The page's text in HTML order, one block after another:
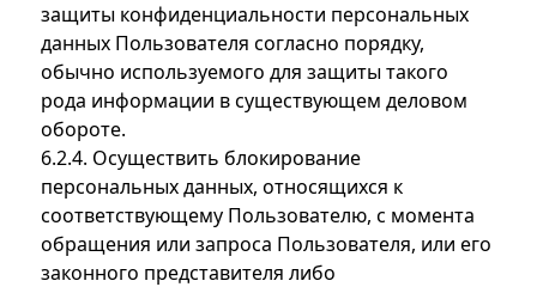
защиты конфиденциальности персональных
данных Пользователя согласно порядку,
обычно используемого для защиты такого
рода информации в существующем деловом
обороте.
6.2.4. Осуществить блокирование
персональных данных, относящихся к
соответствующему Пользователю, с момента
обращения или запроса Пользователя, или его
законного представителя либо